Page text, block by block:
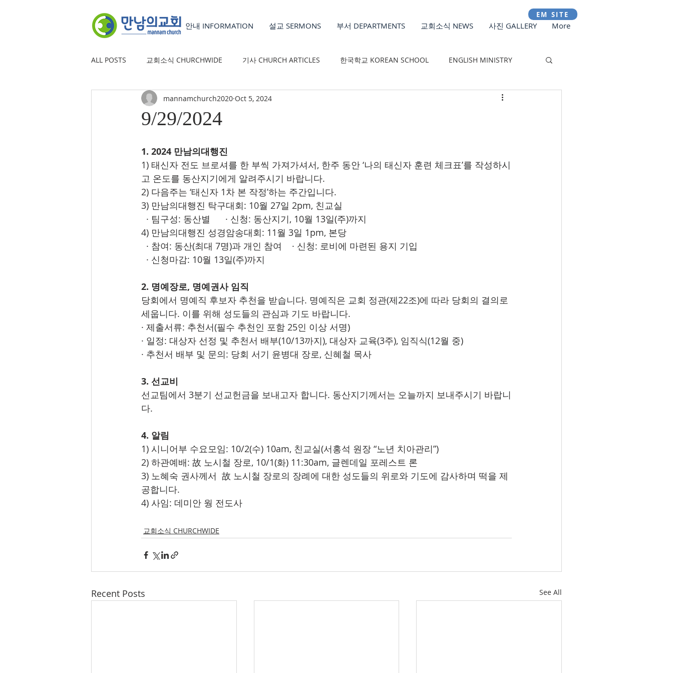
EM SITE
안내 INFORMATION 설교 SERMONS 부서 DEPARTMENTS 교회소식 NEWS 사진 GALLERY More
ALL POSTS 교회소식 CHURCHWIDE 기사 CHURCH ARTICLES 한국학교 KOREAN SCHOOL ENGLISH MINISTRY
YOUTH GROUP 유초등부 CHILDREN'S MINISTRY
9/29/2024
mannamchurch2020 Oct 5, 2024
1. 2024 만남의대행진
1) 태신자 전도 브로셔를 한 부씩 가져가셔서, 한주 동안 ‘나의 태신자 훈련 체크표’를 작성하시
고 온도를 동산지기에게 알려주시기 바랍니다.
2) 다음주는 ‘태신자 1차 본 작정’하는 주간입니다.
3) 만남의대행진 탁구대회: 10월 27일 2pm, 친교실
· 팀구성: 동산별      · 신청: 동산지기, 10월 13일(주)까지
4) 만남의대행진 성경암송대회: 11월 3일 1pm, 본당
· 참여: 동산(최대 7명)과 개인 참여    · 신청: 로비에 마련된 용지 기입
· 신청마감: 10월 13일(주)까지
2. 명예장로, 명예권사 임직
당회에서 명예직 후보자 추천을 받습니다. 명예직은 교회 정관(제22조)에 따라 당회의 결의로
세웁니다. 이를 위해 성도들의 관심과 기도 바랍니다.
· 제출서류: 추천서(필수 추천인 포함 25인 이상 서명)
· 일정: 대상자 선정 및 추천서 배부(10/13까지), 대상자 교육(3주), 임직식(12월 중)
· 추천서 배부 및 문의: 당회 서기 윤병대 장로, 신혜철 목사
3. 선교비
선교팀에서 3분기 선교헌금을 보내고자 합니다. 동산지기께서는 오늘까지 보내주시기 바랍니
다.
4. 알림
1) 시니어부 수요모임: 10/2(수) 10am, 친교실(서홍석 원장 “노년 치아관리”)
2) 하관예배: 故 노시철 장로, 10/1(화) 11:30am, 글렌데일 포레스트 론
3) 노혜숙 권사께서  故 노시철 장로의 장례에 대한 성도들의 위로와 기도에 감사하며 떡을 제
공합니다.
4) 사임: 데미안 웡 전도사
교회소식 CHURCHWIDE
Recent Posts See All